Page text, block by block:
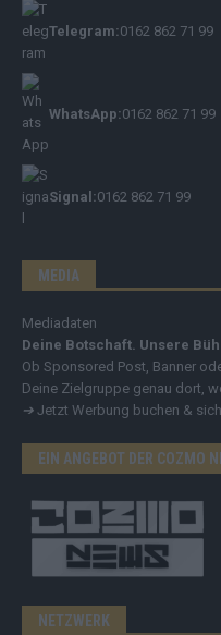
Telegram:0162 862 71 99
WhatsApp:0162 862 71 99
Signal:0162 862 71 99
MEDIA
Mediadaten
Deine Botschaft. Unsere
Ob Sponsored Post, Banner
Deine Zielgruppe genau dort,
➔ Jetzt Werbung buchen &
EIN ANGEBOT DER COZMO
NETZWERK